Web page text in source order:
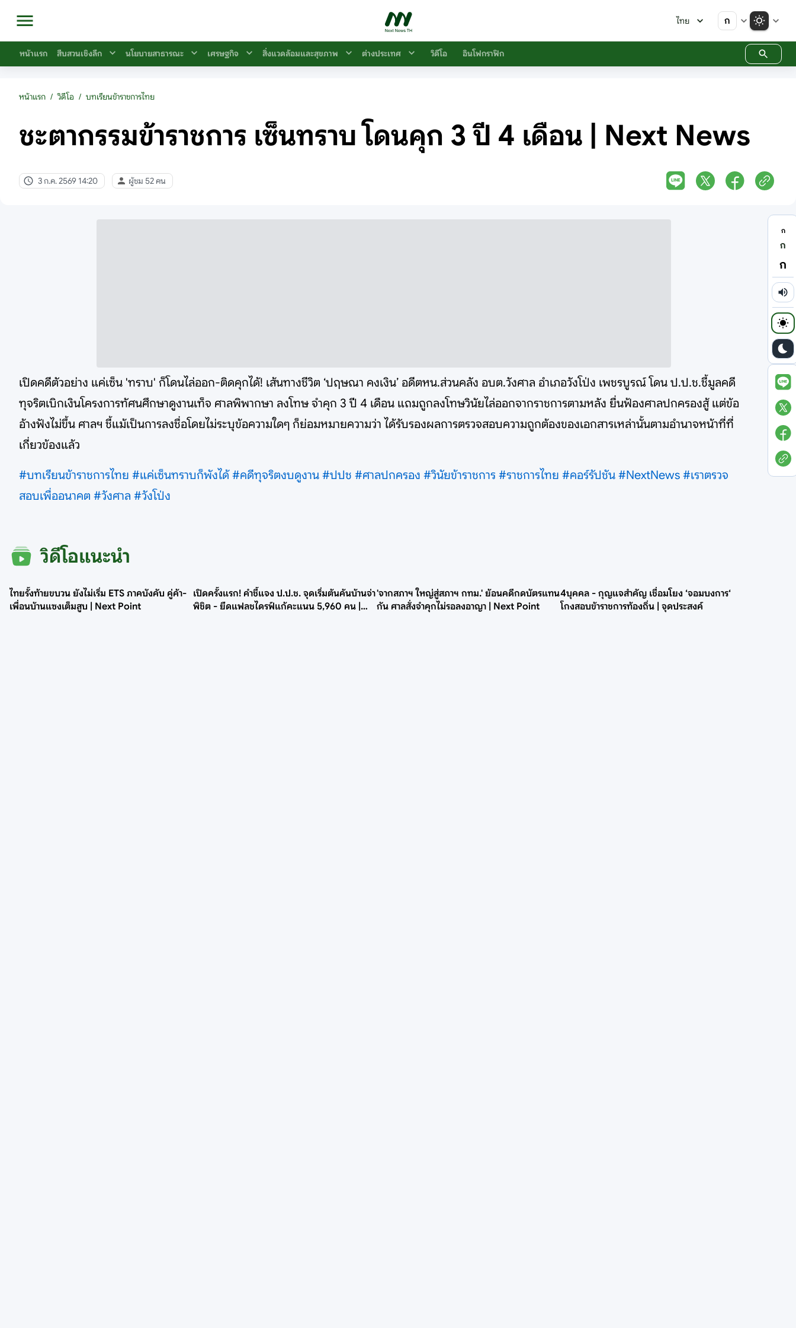
ไทย ก
หน้าแรก สืบสวนเชิงลึก นโยบายสาธารณะ เศรษฐกิจ สิ่งแวดล้อมและสุขภาพ ต่างประเทศ วิดีโอ อินโฟกราฟิก
หน้าแรก / วิดีโอ / บทเรียนข้าราชการไทย
ชะตากรรมข้าราชการ เซ็นทราบ โดนคุก 3 ปี 4 เดือน | Next News
3 ก.ค. 2569 14:20 ผู้ชม 52 คน
เปิดคดีตัวอย่าง แค่เซ็น 'ทราบ' ก็โดนไล่ออก-ติดคุกได้! เส้นทางชีวิต ‘ปฤษณา คงเงิน’ อดีตหน.ส่วนคลัง อบต.วังศาล อำเภอวังโป่ง เพชรบูรณ์ โดน ป.ป.ช.ชี้มูลคดี
ทุจริตเบิกเงินโครงการทัศนศึกษาดูงานเท็จ ศาลพิพากษา ลงโทษ จำคุก 3 ปี 4 เดือน แถมถูกลงโทษวินัยไล่ออกจากราชการตามหลัง ยื่นฟ้องศาลปกครองสู้ แต่ข้อ
อ้างฟังไม่ขึ้น ศาลฯ ชี้แม้เป็นการลงชื่อโดยไม่ระบุข้อความใดๆ ก็ย่อมหมายความว่า ได้รับรองผลการตรวจสอบความถูกต้องของเอกสารเหล่านั้นตามอำนาจหน้าที่ที่
เกี่ยวข้องแล้ว
#บทเรียนข้าราชการไทย #แค่เซ็นทราบก็พังได้ #คดีทุจริตงบดูงาน #ปปช #ศาลปกครอง #วินัยข้าราชการ #ราชการไทย #คอร์รัปชัน #NextNews #เราตรวจ
สอบเพื่ออนาคต #วังศาล #วังโป่ง
ก
ก
ก
วิดีโอแนะนำ
ไทยรั้งท้ายขบวน ยังไม่เริ่ม ETS ภาคบังคับ คู่ค้า-
เพื่อนบ้านแซงเต็มสูบ | Next Point
เปิดครั้งแรก! คำชี้แจง ป.ป.ช. จุดเริ่มต้นค้นบ้านจ่า
พิชิต - ยึดแฟลชไดรฟ์แก้คะแนน 5,960 คน |
'จากสภาฯ ใหญ่สู่สภาฯ กทม.' ย้อนคดีกดบัตรแทน
กัน ศาลสั่งจำคุกไม่รอลงอาญา | Next Point
4บุคคล - กุญแจสำคัญ เชื่อมโยง ‘จอมบงการ‘
โกงสอบข้าราชการท้องถิ่น | จุดประสงค์